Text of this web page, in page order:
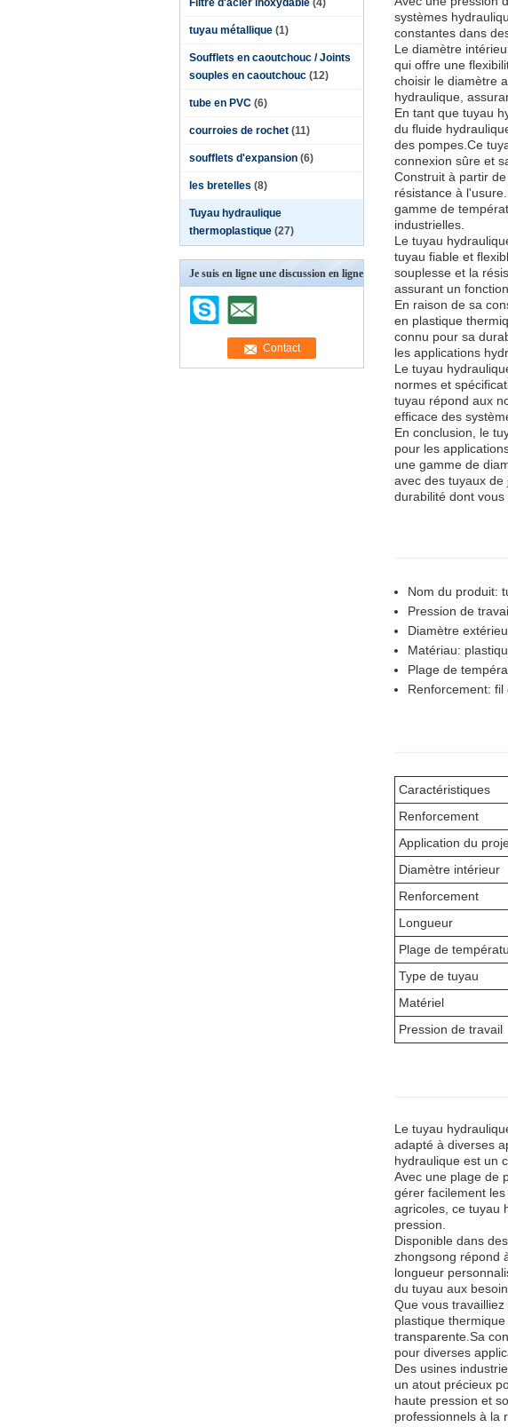
Filtre d'acier inoxydable (4)
tuyau métallique (1)
Soufflets en caoutchouc / Joints
souples en caoutchouc (12)
tube en PVC (6)
courroies de rochet (11)
soufflets d'expansion (6)
les bretelles (8)
Tuyau hydraulique
thermoplastique (27)
Je suis en ligne une discussion en ligne
systèmes
constantes dans
Le diamètre
qui offre une
choisir le diamètre
hydraulique,
En tant que tuyau
du fluide
des pompes.Ce
connexion sûre et
Construit à partir
résistance à
gamme de
industrielles.
Le tuyau
tuyau fiable et
souplesse et la
assurant un
En raison de sa
en plastique
connu pour sa
les applications
Le tuyau
normes et
tuyau répond aux
efficace des
En conclusion, le
pour les
une gamme de
avec des tuyaux
durabilité dont vous
Nom du produit:
Pression de
Diamètre
Matériau:
Plage de
Renforcement:
Caractéristiques
Renforcement
Application du
Diamètre intérieur
Renforcement
Longueur
Plage de
Type de tuyau
Matériel
Pression de travail
Le tuyau
adapté à diverses
hydraulique est un
Avec une plage de
gérer facilement
agricoles, ce tuyau
pression.
Disponible dans
zhongsong répond
longueur
du tuyau aux
Que vous
plastique
transparente.Sa
pour diverses
Des usines
un atout précieux
haute pression et
professionnels à la